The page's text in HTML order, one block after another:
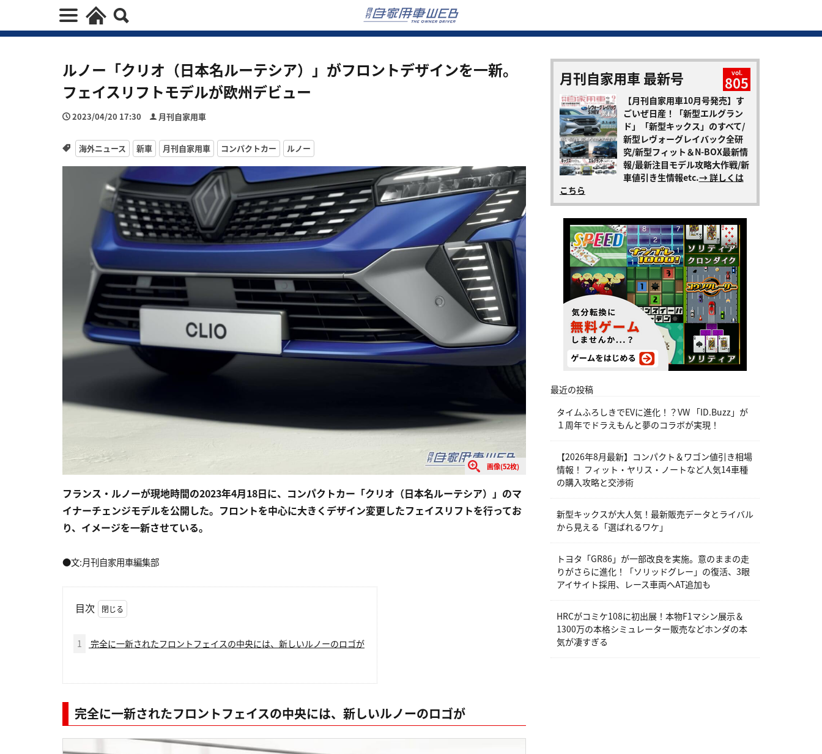
ルノー「クリオ（日本名ルーテシア）」がフロントデザインを一新。
フェイスリフトモデルが欧州デビュー
2023/04/20 17:30 月刊自家用車
海外ニュース 新車 月刊自家用車 コンパクトカー ルノー
画像(52枚)
フランス・ルノーが現地時間の2023年4月18日に、コンパクトカー「クリオ（日本名ルーテシア）」のマ
イナーチェンジモデルを公開した。フロントを中心に大きくデザイン変更したフェイスリフトを行ってお
り、イメージを一新させている。
●文:月刊自家用車編集部
目次
1 完全に一新されたフロントフェイスの中央には、新しいルノーのロゴが
完全に一新されたフロントフェイスの中央には、新しいルノーのロゴが
月刊自家用車 最新号 vol.
805
【月刊自家用車10月号発売】す
ごいぜ日産！「新型エルグラン
ド」「新型キックス」のすべて/
新型レヴォーグレイバック全研
究/新型フィット＆N-BOX最新情
報/最新注目モデル攻略大作戦/新
車値引き生情報etc.→ 詳しくは
こちら
最近の投稿
タイムふろしきでEVに進化！？VW 「ID.Buzz」が
１周年でドラえもんと夢のコラボが実現！
【2026年8月最新】コンパクト＆ワゴン値引き相場
情報！ フィット・ヤリス・ノートなど人気14車種
の購入攻略と交渉術
新型キックスが大人気！最新販売データとライバル
から見える「選ばれるワケ」
トヨタ「GR86」が一部改良を実施。意のままの走
りがさらに進化！「ソリッドグレー」の復活、3眼
アイサイト採用、レース車両へAT追加も
HRCがコミケ108に初出展！本物F1マシン展示＆
1300万の本格シミュレーター販売などホンダの本
気が凄すぎる